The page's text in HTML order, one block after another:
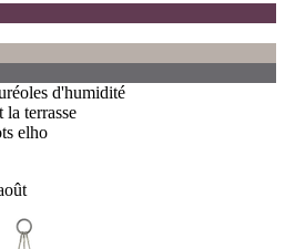
d'humidité
la terrasse
elho